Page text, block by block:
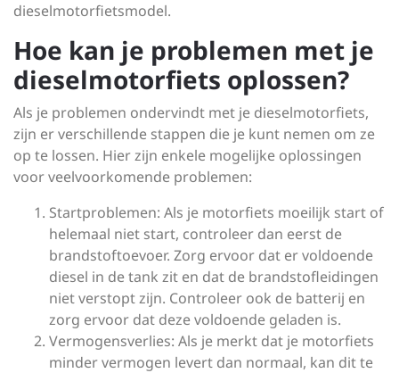
dieselmotorfietsmodel.
Hoe kan je problemen met je
dieselmotorfiets oplossen?
Als je problemen ondervindt met je dieselmotorfiets,
zijn er verschillende stappen die je kunt nemen om ze
op te lossen. Hier zijn enkele mogelijke oplossingen
voor veelvoorkomende problemen:
Startproblemen: Als je motorfiets moeilijk start of
helemaal niet start, controleer dan eerst de
brandstoftoevoer. Zorg ervoor dat er voldoende
diesel in de tank zit en dat de brandstofleidingen
niet verstopt zijn. Controleer ook de batterij en
zorg ervoor dat deze voldoende geladen is.
Vermogensverlies: Als je merkt dat je motorfiets
minder vermogen levert dan normaal, kan dit te